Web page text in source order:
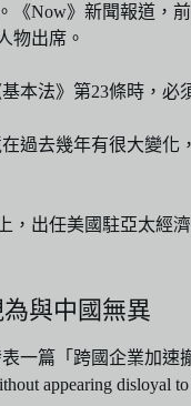
《Now》新聞報道
物出席。
本法》第23條時，
過去幾年有很大變
出任美國駐亞太經
與中國無異
一篇「跨國企業加
appearing disloyal to